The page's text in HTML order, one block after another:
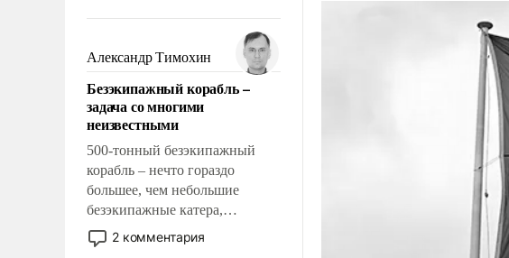
мужественным и твердым под
ударами судьбы, брать на себя
ответственность, помогать
слабым, идти вперед и
адаптироваться.
Александр Тимохин
Безэкипажный корабль –
задача со многими
неизвестными
500-тонный безэкипажный
корабль – нечто гораздо
большее, чем небольшие
безэкипажные катера,
применение которых уже
стало обыденностью. Задача по
2 комментария